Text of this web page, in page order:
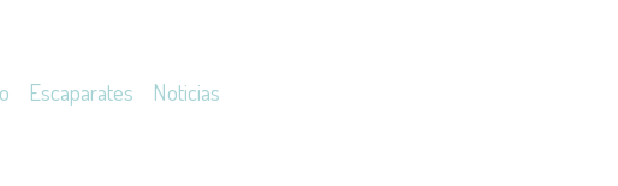
Escaparates Noticias